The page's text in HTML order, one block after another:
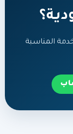
المناسبة